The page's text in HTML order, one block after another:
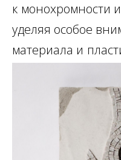
к монохромности и
уделяя особое
материала и